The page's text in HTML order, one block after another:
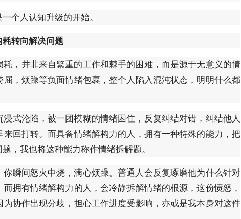
个人认知升级的开始。
转向解决问题
，并非来自繁重的工作和棘手的困难，而是源于无意义的情
，烦躁等负面情绪包裹，整个人陷入混沌状态，明明什么都
式沦陷，被一团模糊的情绪困住，反复纠结对错，纠结他人
回打转。而具备情绪解构力的人，拥有一种特殊的能力，把
，我也将这种能力称作情绪拆解题。
瞬间怒火中烧，满心烦躁。普通人会反复琢磨他为什么针对
拥有情绪解构力的人，会冷静拆解情绪的根源，这份愤怒，
协作出现分歧，担心工作进度受影响，亦或是我本身对这件